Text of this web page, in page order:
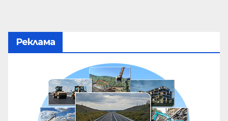
Реклама